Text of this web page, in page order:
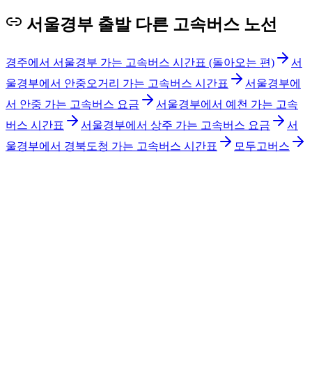
서울경부 출발 다른 고속버스 노선
경주에서 서울경부 가는 고속버스 시간표 (돌아오는 편)
서
울경부에서 안중오거리 가는 고속버스 시간표
서울경부에
서 안중 가는 고속버스 요금
서울경부에서 예천 가는 고속
버스 시간표
서울경부에서 상주 가는 고속버스 요금
서
울경부에서 경북도청 가는 고속버스 시간표
모두고버스